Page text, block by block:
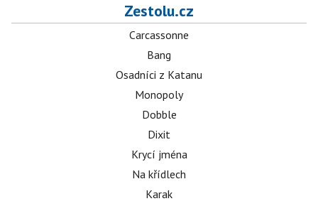
Zestolu.cz
Carcassonne
Bang
Osadníci z Katanu
Monopoly
Dobble
Dixit
Krycí jména
Na křídlech
Karak